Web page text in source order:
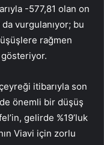
-577,81 olan on
vurgulanıyor; bu
rağmen
gösteriyor.
itibarıyla son
önemli bir düşüş
gelirde %19’luk
Viavi için zorlu